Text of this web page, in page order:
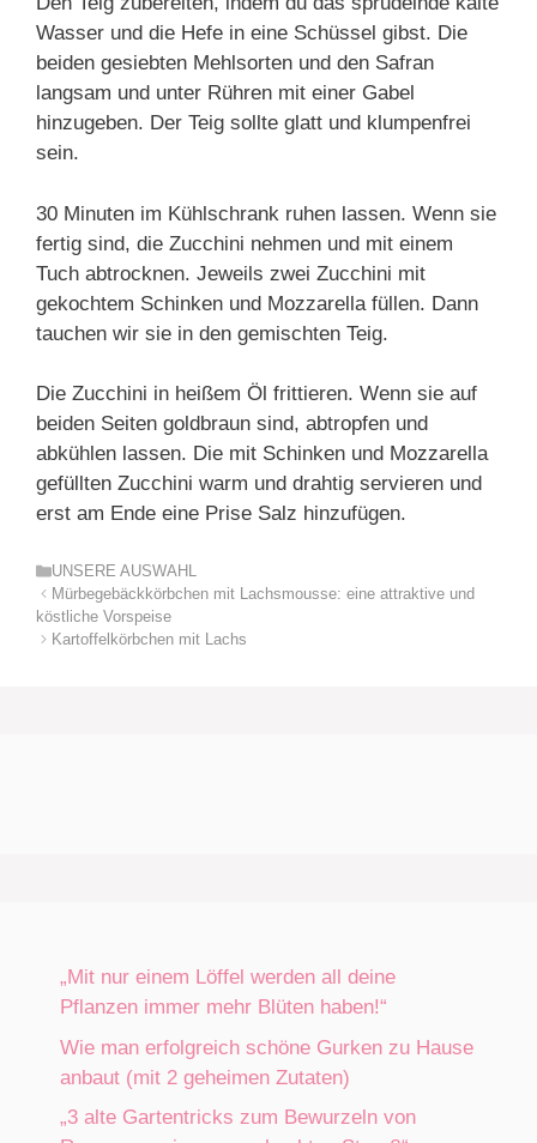
Wasser und die Hefe in eine Schüssel gibst. Die
beiden gesiebten Mehlsorten und den Safran
langsam und unter Rühren mit einer Gabel
hinzugeben. Der Teig sollte glatt und klumpenfrei
sein.
30 Minuten im Kühlschrank ruhen lassen. Wenn sie
fertig sind, die Zucchini nehmen und mit einem
Tuch abtrocknen. Jeweils zwei Zucchini mit
gekochtem Schinken und Mozzarella füllen. Dann
tauchen wir sie in den gemischten Teig.
Die Zucchini in heißem Öl frittieren. Wenn sie auf
beiden Seiten goldbraun sind, abtropfen und
abkühlen lassen. Die mit Schinken und Mozzarella
gefüllten Zucchini warm und drahtig servieren und
erst am Ende eine Prise Salz hinzufügen.
Kategorien
UNSERE AUSWAHL
Mürbegebäckkörbchen mit Lachsmousse: eine attraktive und
köstliche Vorspeise
Kartoffelkörbchen mit Lachs
„Mit nur einem Löffel werden all deine
Pflanzen immer mehr Blüten haben!“
Wie man erfolgreich schöne Gurken zu Hause
anbaut (mit 2 geheimen Zutaten)
„3 alte Gartentricks zum Bewurzeln von